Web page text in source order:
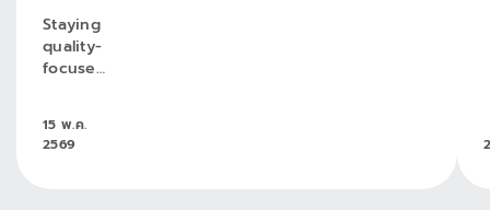
Staying
quality-
focused
noise -
and
15 พ.ค.
2569